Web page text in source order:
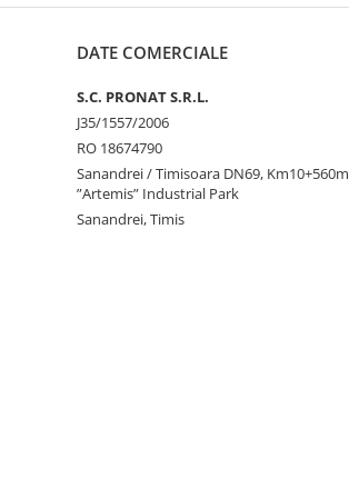
DATE COMERCIALE
S.C. PRONAT S.R.L.
J35/1557/2006
RO 18674790
Sanandrei / Timisoara DN69, Km10+560m
”Artemis” Industrial Park
Sanandrei, Timis